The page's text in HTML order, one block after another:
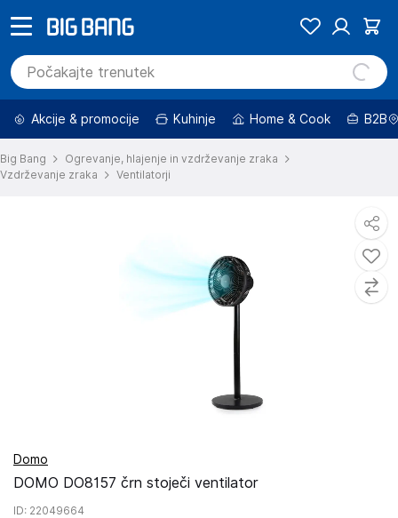
Akcije & promocije Kuhinje Home & Cook B2B
Big Bang
Ogrevanje, hlajenje in vzdrževanje zraka
Vzdrževanje zraka
Ventilatorji
Domo
DOMO DO8157 črn stoječi ventilator
ID: 22049664